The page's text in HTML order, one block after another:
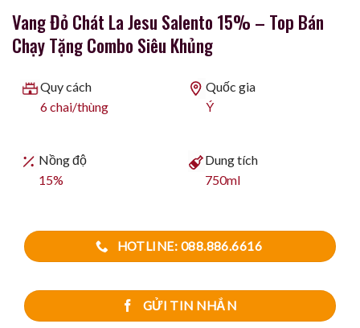
Vang Đỏ Chát La Jesu Salento 15% – Top Bán
Chạy Tặng Combo Siêu Khủng
Quy cách
6 chai/thùng
Quốc gia
Ý
Nồng độ
15%
Dung tích
750ml
HOTLINE: 088.886.6616
GỬI TIN NHẮN